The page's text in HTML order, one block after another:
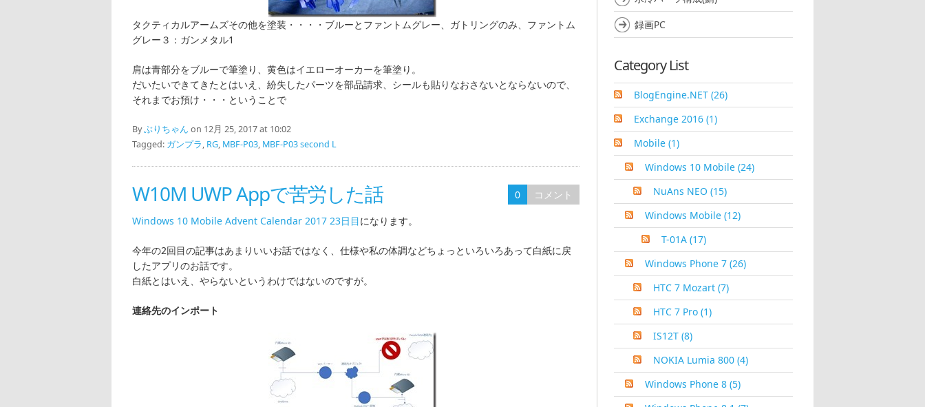
タクティカルアームズその他を塗装・・・・ブルーとファントムグレー、ガトリングのみ、ファントム
グレー３：ガンメタル1
肩は青部分をブルーで筆塗り、黄色はイエローオーカーを筆塗り。
だいたいできてきたとはいえ、紛失したパーツを部品請求、シールも貼りなおさないとならないので、
それまでお預け・・・ということで
Byぶりちゃん on 12月 25, 2017 at 10:02
Tagged: ガンプラ, RG, MBF-P03, MBF-P03 second L
W10M UWP Appで苦労した話 0
コメント
Windows 10 Mobile Advent Calendar 2017 23日目になります。
今年の2回目の記事はあまりいいお話ではなく、仕様や私の体調などちょっといろいろあって白紙に戻
したアプリのお話です。
白紙とはいえ、やらないというわけではないのですが。
連絡先のインポート
録画PC
Category List
BlogEngine.NET (26)
Exchange 2016 (1)
Mobile (1)
Windows 10 Mobile (24)
NuAns NEO (15)
Windows Mobile (12)
T-01A (17)
Windows Phone 7 (26)
HTC 7 Mozart (7)
HTC 7 Pro (1)
IS12T (8)
NOKIA Lumia 800 (4)
Windows Phone 8 (5)